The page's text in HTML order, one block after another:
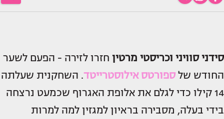
סידני סוויני וכריסטי מרטין חזרו לזירה - הפעם לשער
החודש שלספורטס אילוסטרייטד. השחקנית שעלתה
14 קילו כדי לגלם את אלופת האגרוף שכמעט נרצחה
בידי בעלה, מסבירה בראיון למגזין למה למרות